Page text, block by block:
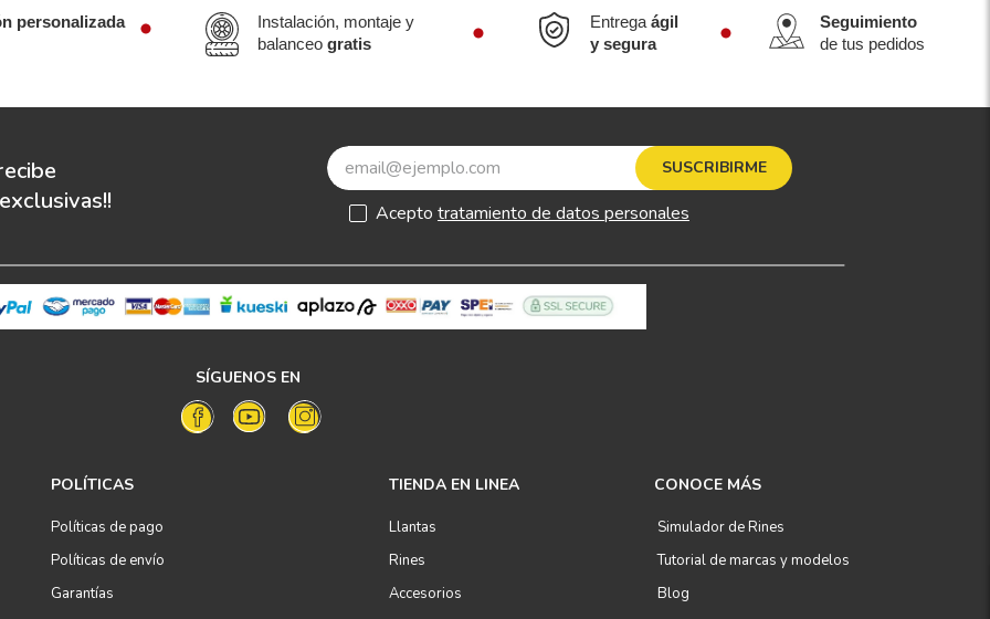
personalizada
Instalación, montaje y
balanceogratis
Entregaágil
y segura
Seguimiento
de tus pedidos
SUSCRIBIRME
Acepto tratamiento de datos personales
SÍGUENOS EN
POLÍTICAS
Políticas de pago
Políticas de envío
Garantías
TIENDA EN LINEA
Llantas
Rines
Accesorios
CONOCE MÁS
Simulador de Rines
Tutorial de marcas y modelos
Blog